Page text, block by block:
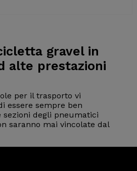
gravel in
alte prestazioni
per il trasporto vi
essere sempre ben
sezioni degli pneumatici
saranno mai vincolate dal